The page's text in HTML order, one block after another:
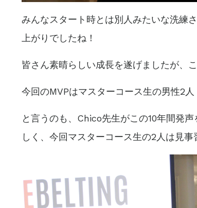
みんなスタート時とは別人みたいな洗練
上がりでしたね！
皆さん素晴らしい成長を遂げましたが、
今回のMVPはマスターコース生の男性2人
と言うのも、Chico先生がこの10年間発
しく、今回マスターコース生の2人は見